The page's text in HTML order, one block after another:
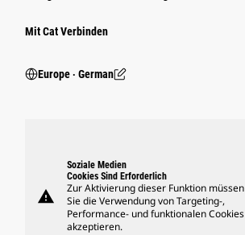
Mit Cat Verbinden
Europe ‧ German
warning
Soziale Medien
Cookies Sind Erforderlich
Zur Aktivierung dieser Funktion müssen
Sie die Verwendung von Targeting-,
Performance- und funktionalen Cookies
akzeptieren.